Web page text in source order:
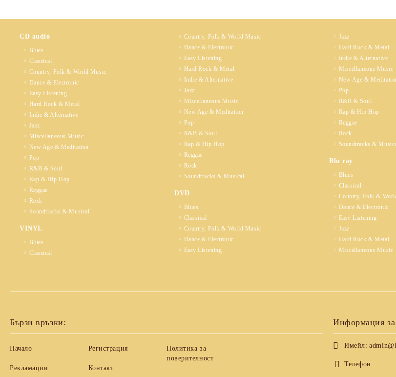
CD audio
Blues
Classical
Country, Folk & World Music
Dance & Electronic
Easy Listening
Hard Rock & Metal
Indie & Alternative
Jazz
Miscellaneous Music
New Age & Meditation
Pop
R&B & Soul
Rap & Hip Hop
Reggae
Rock
Soundtracks & Musical
VINYL
Blues
Classical
Country, Folk & World Music
Dance & Electronic
Easy Listening
Hard Rock & Metal
Indie & Alternative
Jazz
Miscellaneous Music
New Age & Meditation
Pop
R&B & Soul
Rap & Hip Hop
Reggae
Rock
Soundtracks & Musical
DVD
Blues
Classical
Country, Folk & World Music
Dance & Electronic
Easy Listening
Jazz
Hard Rock & Metal
Indie & Alternative
Miscellaneous Music
New Age &
Pop
R&B & Soul
Rap & Hip Hop
Reggae
Rock
Soundtracks &
Blu ray
Blues
Classical
Country, Folk &
Dance & Electronic
Easy Listening
Jazz
Hard Rock & Metal
Miscellaneous Music
Бързи връзки:
Начало
Рекламации
Регистрация
Контакт
Политика за
поверителност
Информация за
Имейл:
Телефон: